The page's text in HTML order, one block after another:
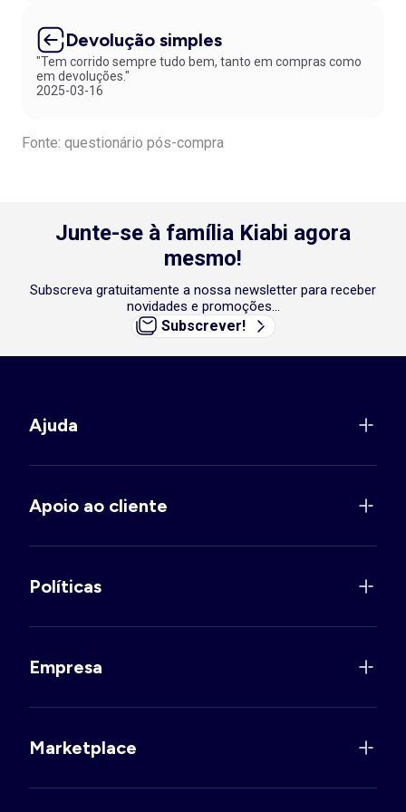
Devolução simples
"Tem corrido sempre tudo bem, tanto em compras como
em devoluções."
2025-03-16
Fonte: questionário pós-compra
Junte-se à família Kiabi agora
mesmo!
Subscreva gratuitamente a nossa newsletter para receber
novidades e promoções...
Subscrever!
Ajuda
Apoio ao cliente
Políticas
Empresa
Marketplace